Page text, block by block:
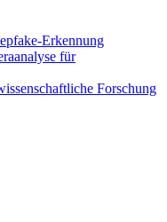
Erkennung
für
Forschung